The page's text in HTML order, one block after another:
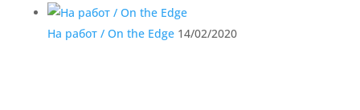
На работ / On the Edge14/02/2020